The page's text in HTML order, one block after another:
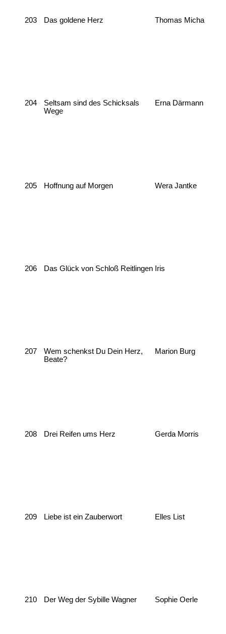
203 Das goldene Herz Thomas Micha
204
Seltsam sind des Schicksals
Wege
Erna Därmann
205 Hoffnung auf Morgen Wera Jantke
206 Das Glück von Schloß Reitlingen Iris
207
Wem schenkst Du Dein Herz,
Beate?
Marion Burg
208 Drei Reifen ums Herz Gerda Morris
209 Liebe ist ein Zauberwort Elles List
210 Der Weg der Sybille Wagner Sophie Oerle